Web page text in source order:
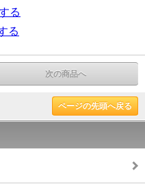
る
る
次の商品へ
ページの先頭へ戻る